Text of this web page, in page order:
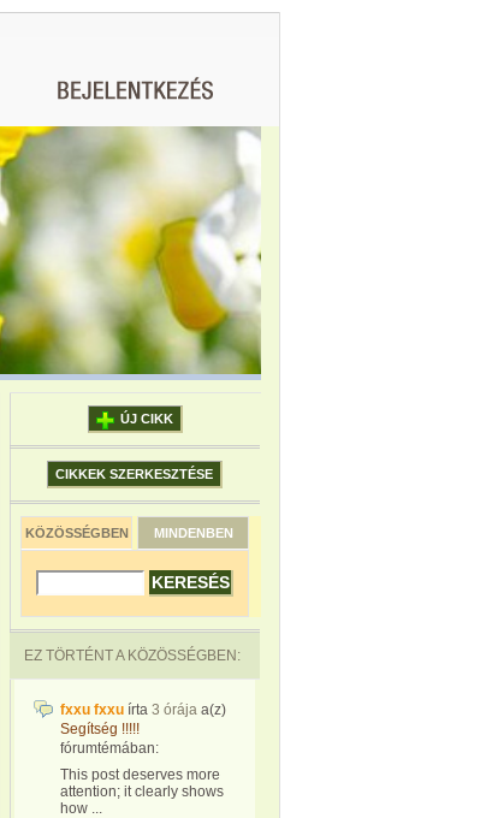
ÚJ CIKK
CIKKEK SZERKESZTÉSE
KÖZÖSSÉGBEN MINDENBEN
EZ TÖRTÉNT A KÖZÖSSÉGBEN:
fxxu fxxu írta 3 órája a(z)
Segítség !!!!!
fórumtémában:
This post deserves more
attention; it clearly shows
how ...